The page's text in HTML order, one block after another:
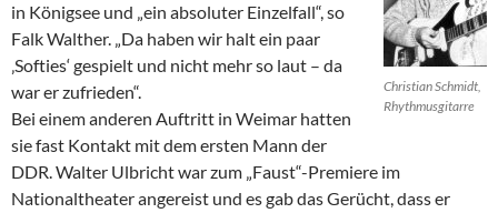
Christian Schmidt,
Rhythmusgitarre
in Königsee und „ein absoluter Einzelfall“, so
Falk Walther. „Da haben wir halt ein paar
‚Softies‘ gespielt und nicht mehr so laut – da
war er zufrieden“.
Bei einem anderen Auftritt in Weimar hatten
sie fast Kontakt mit dem ersten Mann der
DDR. Walter Ulbricht war zum „Faust“-Premiere im
Nationaltheater angereist und es gab das Gerücht, dass er